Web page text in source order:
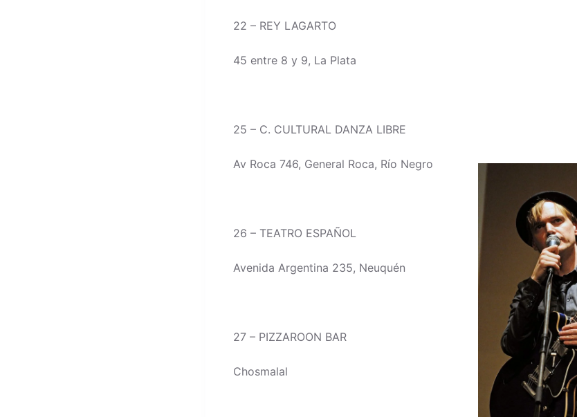
22 – REY LAGARTO
45 entre 8 y 9, La Plata
25 – C. CULTURAL DANZA LIBRE
Av Roca 746, General Roca, Río Negro
26 – TEATRO ESPAÑOL
Avenida Argentina 235, Neuquén
27 – PIZZAROON BAR
Chosmalal